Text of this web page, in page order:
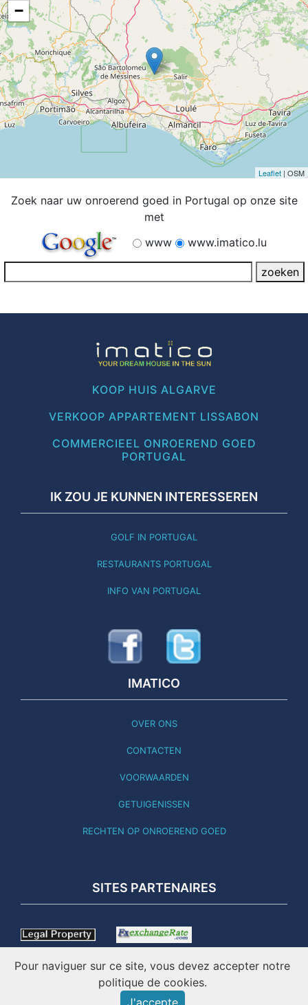
−
Leaflet | OSM
Zoek naar uw onroerend goed in Portugal op onze site
met
www
www.imatico.lu
KOOP HUIS ALGARVE
VERKOOP APPARTEMENT LISSABON
COMMERCIEEL ONROEREND GOED
PORTUGAL
IK ZOU JE KUNNEN INTERESSEREN
GOLF IN PORTUGAL
RESTAURANTS PORTUGAL
INFO VAN PORTUGAL
IMATICO
OVER ONS
CONTACTEN
VOORWAARDEN
GETUIGENISSEN
RECHTEN OP ONROEREND GOED
SITES PARTENAIRES
DEZE SITE IS BIJGEWERKT NAAR 01.08.26 - ONLINE SINDS
Pour naviguer sur ce site, vous devez accepter notre
politique de cookies.
J'accepte